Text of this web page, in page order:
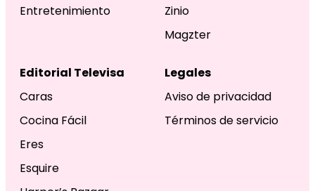
Entretenimiento
Zinio
Magzter
Editorial Televisa
Caras
Cocina Fácil
Eres
Esquire
Legales
Aviso de privacidad
Términos de servicio